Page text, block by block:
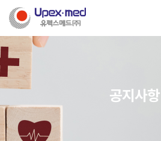
공지사항